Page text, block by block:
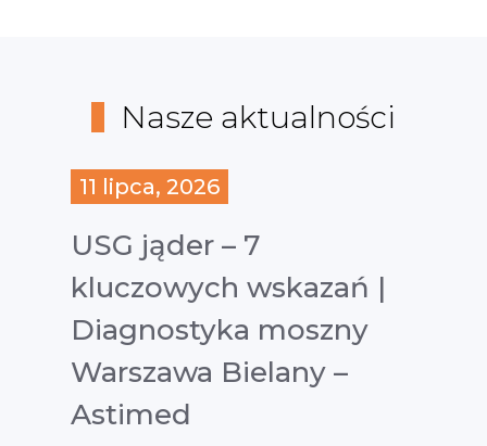
Nasze aktualności
11 lipca, 2026
USG jąder – 7
kluczowych wskazań |
Diagnostyka moszny
Warszawa Bielany –
Astimed